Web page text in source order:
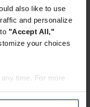
also like to use
and personalize
"Accept All,"
your choices
time. For more